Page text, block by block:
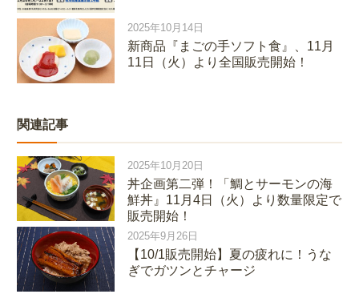
2025年10月14日
新商品『まごの手ソフト食』、11月
11日（火）より全国販売開始！
関連記事
2025年10月20日
丼企画第二弾！「鯛とサーモンの海
鮮丼』11月4日（火）より数量限定で
販売開始！
2025年9月26日
【10/1販売開始】夏の疲れに！うな
ぎでガツンとチャージ